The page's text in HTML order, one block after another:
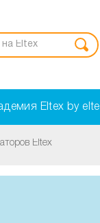
Eltex by
Eltex